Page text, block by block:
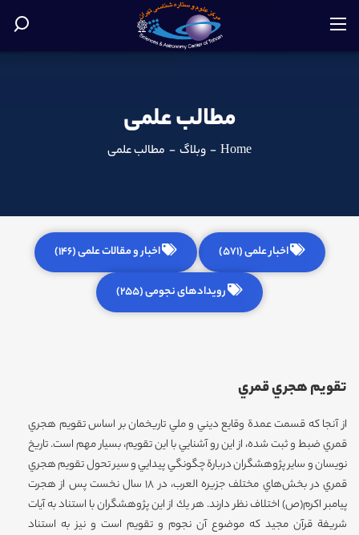
مطالب علمی
Home
- وبلاگ - مطالب علمی
اخبار علمی (571) اخبار و مقالات علمی (146)
رویدادهای نجومی (255)
تقويم هجري قمري‌
از آنجا كه قسمت عمدة وقايع ديني و ملي تاريخمان بر اساس تقويم هجري
قمري ضبط و ثبت شده‌، از اين رو آشنايي با اين تقويم‌، بسيار مهم است. تاريخ
نويسان و ساير پژوهشگران دربارة چگونگي پيدايي و سير تحول تقويم هجري
قمري در بخش‌هاي مختلف جزيره العرب، در 18 سال نخست پس از هجرت
پيامبر اكرم(ص) اختلاف نظر دارند. هر يك از اين پژوهشگران با استناد به آيات
شريفة قرآن مجيد كه موضوع آن نجوم و تقويم است و نيز به استناد